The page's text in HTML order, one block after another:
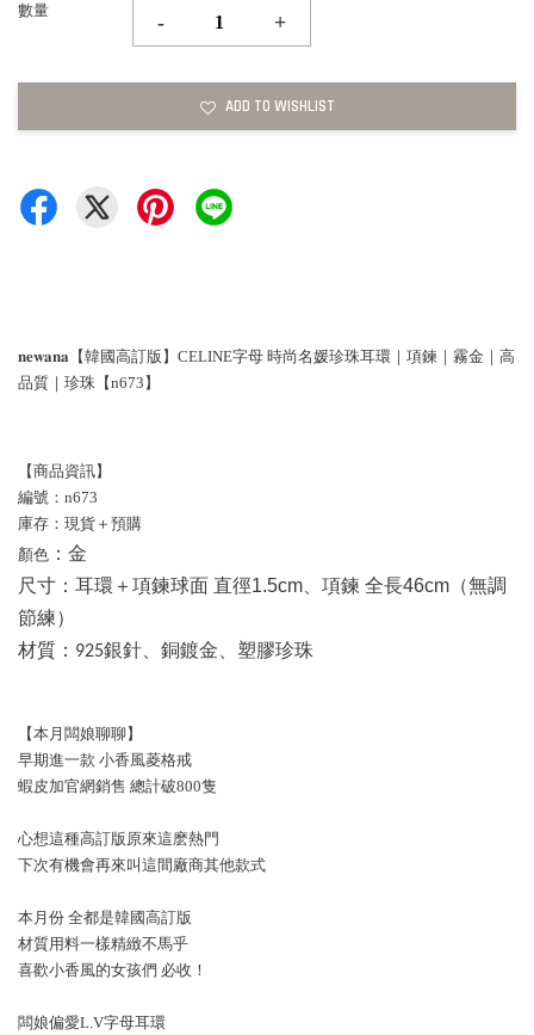
數量
- +
ADD TO WISHLIST
𝐧𝐞𝐰𝐚𝐧𝐚【韓國高訂版】CELINE字母 時尚名媛珍珠耳環｜項鍊｜霧金｜高
品質｜珍珠【n673】
【商品資訊】
編號：n673
庫存：現貨＋預購
顏色 ： 金
尺寸： 耳環＋項鍊球面 直徑1.5cm、項鍊 全長46cm（無調
節練）
材質： 925銀針、銅鍍金、塑膠珍珠
【本月闆娘聊聊】
早期進一款 小香風菱格戒
蝦皮加官網銷售 總計破800隻
心想這種高訂版原來這麽熱門
下次有機會再來叫這間廠商其他款式
本月份 全都是韓國高訂版
材質用料一樣精緻不馬乎
喜歡小香風的女孩們 必收！
闆娘偏愛L.V字母耳環